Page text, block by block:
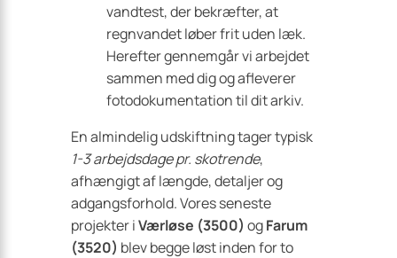
vandtest, der bekræfter, at
regnvandet løber frit uden læk.
Herefter gennemgår vi arbejdet
sammen med dig og afleverer
fotodokumentation til dit arkiv.
En almindelig udskiftning tager typisk
1-3 arbejdsdage pr. skotrende,
afhængigt af længde, detaljer og
adgangsforhold. Vores seneste
projekter iVærløse (3500) ogFarum
(3520) blev begge løst inden for to